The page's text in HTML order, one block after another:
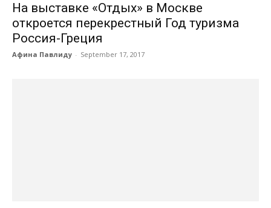
На выставке «Отдых» в Москве
откроется перекрестный Год туризма
Россия-Греция
Афина Павлиду - September 17, 2017